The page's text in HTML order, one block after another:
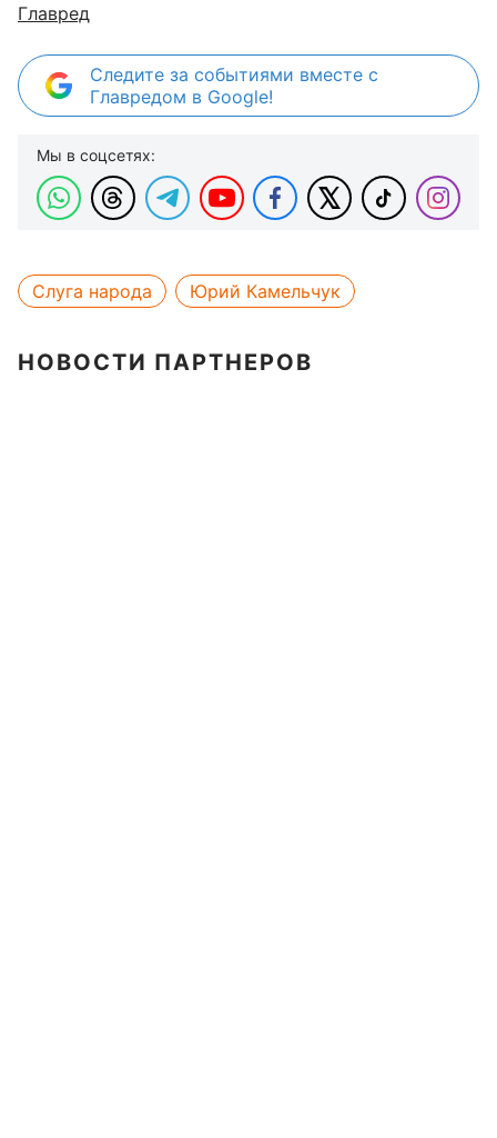
Главред
Следите за событиями вместе с
Главредом в Google!
Мы в соцсетях:
Слуга народа Юрий Камельчук
НОВОСТИ ПАРТНЕРОВ